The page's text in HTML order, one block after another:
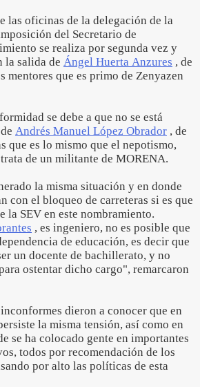
las oficinas de la delegación de la
del Secretario de
se realiza por segunda vez y
la salida de Ángel Huerta Anzures , de
mentores que es primo de Zenyazen
se debe a que no se está
Andrés Manuel López Obrador , de
que es lo mismo que el nepotismo,
trata de un militante de MORENA.
la misma situación y en donde
con el bloqueo de carreteras si es que
la SEV en este nombramiento.
, es ingeniero, no es posible que
de educación, es decir que
un docente de bachillerato, y no
ostentar dicho cargo", remarcaron
dieron a conocer que en
la misma tensión, así como en
se ha colocado gente en importantes
todos por recomendación de los
por alto las políticas de esta